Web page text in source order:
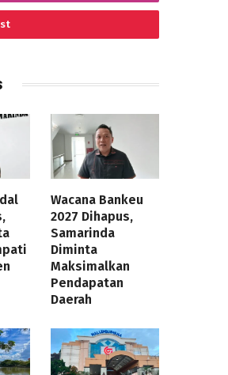
Wacana Bankeu
2027 Dihapus,
Samarinda
Diminta
Maksimalkan
Pendapatan
Daerah